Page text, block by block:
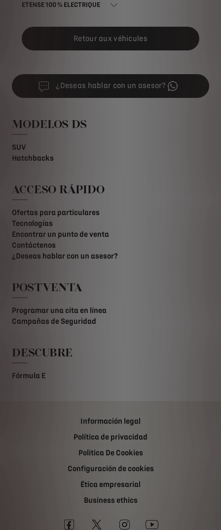
ETENSE 100 % ELECTRIQUE
Retour aux véhicules
¿Deseas hablar con un asesor?
MODELOS DS
SUV
Hatchbacks
ACCESO RÁPIDO
Ofertas para particulares
Tecnologías
Encontrar un punto de venta
Contáctenos
¿Deseas hablar con un asesor?
POSTVENTA
Programar una cita en línea
Campañas de Seguridad
DESCUBRE
Fórmula E
Información legal
Política de privacidad
Politica De Cookies
Configuración de cookies
Ética empresarial
Business ethics